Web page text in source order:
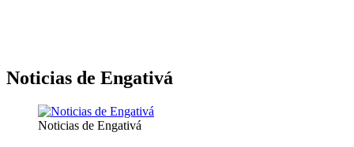
Noticias de Engativá
Noticias de Engativá